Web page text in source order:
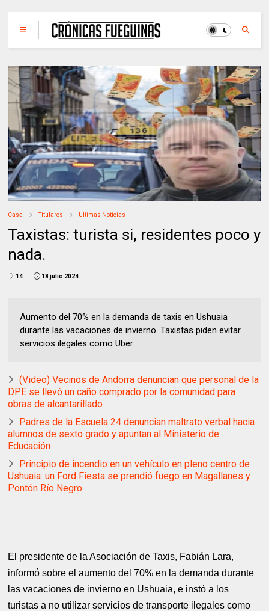
Casa Titulares Ultimas Noticias
Taxistas: turista si, residentes poco y
nada.
14 18 julio 2024
Aumento del 70% en la demanda de taxis en Ushuaia
durante las vacaciones de invierno. Taxistas piden evitar
servicios ilegales como Uber.
(Video) Vecinos de Andorra denuncian que personal de la
DPE se llevó un caño comprado por la comunidad para
obras de alcantarillado
Padres de la Escuela 24 denuncian maltrato verbal hacia
alumnos de sexto grado y apuntan al Ministerio de
Educación
Principio de incendio en un vehículo en pleno centro de
Ushuaia: un Ford Fiesta se prendió fuego en Magallanes y
Pontón Río Negro
El presidente de la Asociación de Taxis, Fabián Lara,
informó sobre el aumento del 70% en la demanda durante
las vacaciones de invierno en Ushuaia, e instó a los
turistas a no utilizar servicios de transporte ilegales como